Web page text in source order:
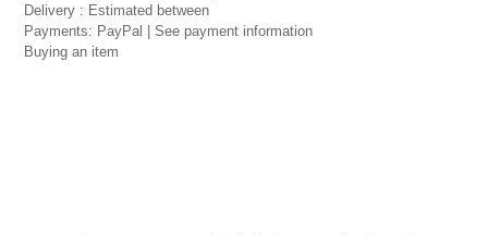
Delivery : Estimated between
Payments: PayPal | See payment information
Buying an item